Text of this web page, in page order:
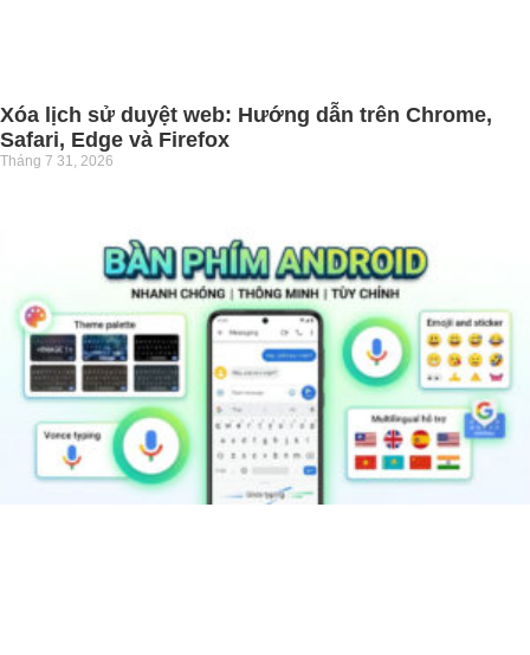
Xóa lịch sử duyệt web: Hướng dẫn trên Chrome,
Safari, Edge và Firefox
Tháng 7 31, 2026